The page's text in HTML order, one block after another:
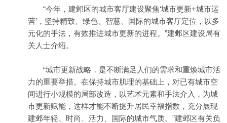
“今年，建邺区的城市客厅建设聚焦‘城市更新+城市运
营’，坚持精致、绿色、智慧、国际的城市客厅定位，以多
元化的手法，有效推进城市更新的进程。”建邺区建设局有
关人士介绍。
“城市更新战略，是不断满足人们的需求和重焕城市活
力的重要举措。在保持城市肌理的基础上，对已有城市空
间进行小规模的局部改造，以艺术元素和手法介入，为城
市更新赋能，这样才能不断提升居民幸福指数，充分展现
建邺年轻、时尚、活力、国际的城市气质。”建邺区有关负